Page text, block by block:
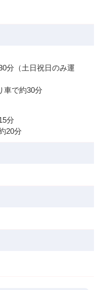
分（土日祝日のみ運
車で約30分
分
20分